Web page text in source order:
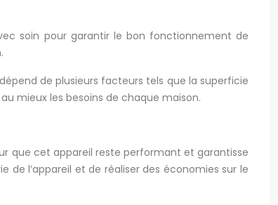
soin pour garantir le bon fonctionnement de
de plusieurs facteurs tels que la superficie
mieux les besoins de chaque maison.
que cet appareil reste performant et garantisse
l’appareil et de réaliser des économies sur le